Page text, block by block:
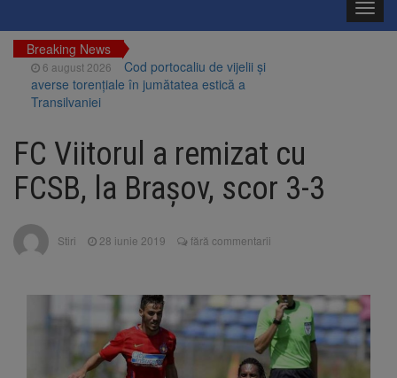
Breaking News
6 august 2026
Cod portocaliu de vijelii și
averse torențiale în jumătatea estică a
Transilvaniei
după ce și-ar fi agresat soția de două ori în
câteva zile
6 august 2026
Urmele atelajului i-au condus
pe polițiști la cioate. Bărbat prins în pădure la
6 august 2026
suspeND.ro pentru urmărirea inițiativei de
dosarul lui Călin Georgescu și Horațiu Potra.
Judecătorii decid dacă începe procesul
6 august 2026
Strategia națională pentru
biodiversitate 2026-2030, adoptată de Senat.
Proiectul merge la promulgare
FC Viitorul a remizat cu
FCSB, la Brașov, scor 3-3
Stiri 28 iunie 2019 fără commentarii